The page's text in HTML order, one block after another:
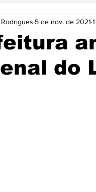
do
Rodrigues 5 de nov. de 2021